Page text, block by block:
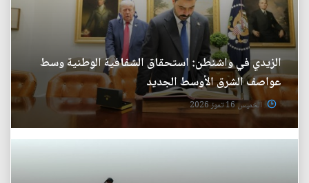
الزيدي في واشنطن: استحقاق الشفافية الوطنية وسط
عواصف الشرق الأوسط الجديد
الخميس 16 تموز 2026